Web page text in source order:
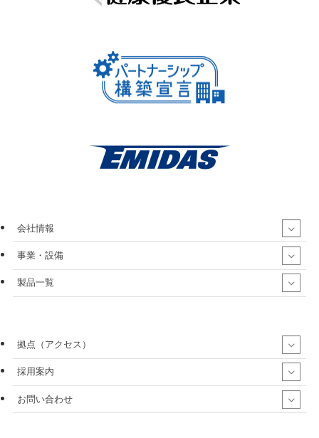
会社情報
事業・設備
製品一覧
拠点（アクセス）
採用案内
お問い合わせ